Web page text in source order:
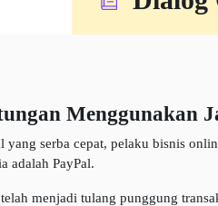
Menggunakan
yang serba cepat, pelaku bisnis
adalah PayPal.
menjadi tulang punggung